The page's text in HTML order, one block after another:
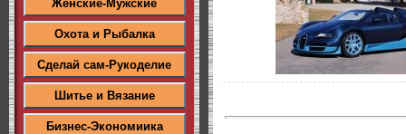
Женские-Мужские
Охота и Рыбалка
Сделай сам-Рукоделие
Шитье и Вязание
Бизнес-Экономиика